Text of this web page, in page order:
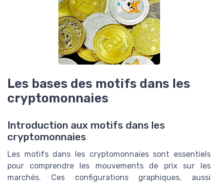
Les bases des motifs dans les
cryptomonnaies
Introduction aux motifs dans les
cryptomonnaies
Les motifs dans les cryptomonnaies sont essentiels
pour comprendre les mouvements de prix sur les
marchés. Ces configurations graphiques, aussi